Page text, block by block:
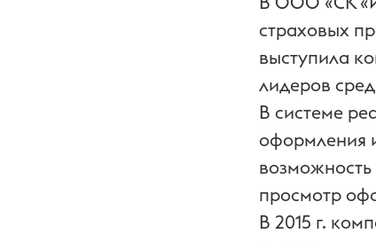
В ООО «СК
страховых
выступила
лидеров
В системе
оформления
просмотр
В 2015 г.